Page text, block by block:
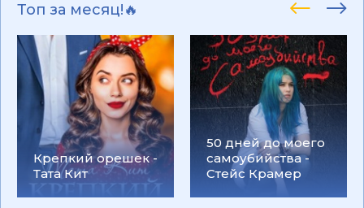
Топ за месяц!🔥
Крепкий орешек -
Тата Кит
50 дней до моего
самоубийства -
Стейс Крамер